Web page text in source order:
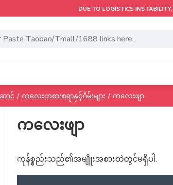
DUE TO LOGISTICS
ာင် ကလေးကစားစရာနှင့်ဂိမ်းများ ကလေးဖျာ
ကလေးဖျာ
ကုန်စ္စည်းသည်၏အမျိူးအစားထဲတွင်မရှိပါ.